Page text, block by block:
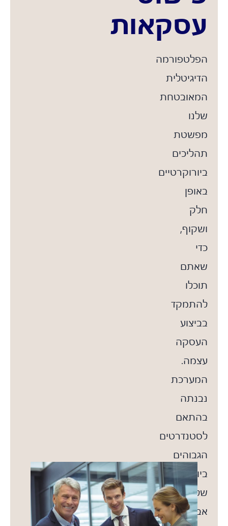
עסקאות
הפלטפורמה
הדיגיטלית
המאובטחת
מפשטת
תהליכים
ביורוקרטיים
באופן
ושקוף,
שאתם
תוכלו
להתמקד
בביצוע
העסקה
עצמה.
המערכת
נבנתה
בהתאם
לסטנדרטים
הגבוהים
ביותר
אבטחת